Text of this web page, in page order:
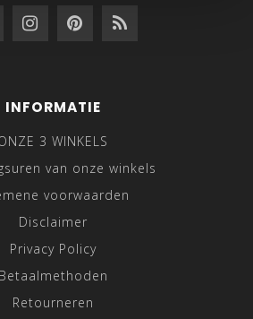
INFORMATIE
3 WINKELS
van onze winkels
voorwaarden
Disclaimer
Privacy Policy
Betaalmethoden
Retourneren